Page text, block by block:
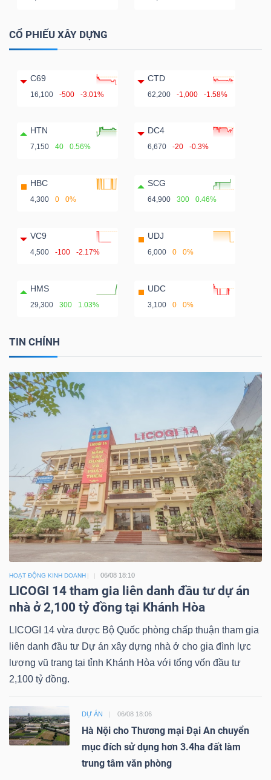
CỔ PHIẾU XÂY DỰNG
C69
16,100 -500 -3.01%
CTD
62,200 -1,000 -1.58%
HTN
7,150 40 0.56%
DC4
6,670 -20 -0.3%
HBC
4,300 0 0%
SCG
64,900 300 0.46%
VC9
4,500 -100 -2.17%
UDJ
6,000 0 0%
HMS
29,300 300 1.03%
UDC
3,100 0 0%
TIN CHÍNH
HOẠT ĐỘNG KINH DOANH 06/08 18:10
LICOGI 14 tham gia liên danh đầu tư dự án
nhà ở 2,100 tỷ đồng tại Khánh Hòa
LICOGI 14 vừa được Bộ Quốc phòng chấp thuận tham gia
liên danh đầu tư Dự án xây dựng nhà ở cho gia đình lực
lượng vũ trang tại tỉnh Khánh Hòa với tổng vốn đầu tư
2,100 tỷ đồng.
DỰ ÁN 06/08 18:06
Hà Nội cho Thương mại Đại An chuyển
mục đích sử dụng hơn 3.4ha đất làm
trung tâm văn phòng